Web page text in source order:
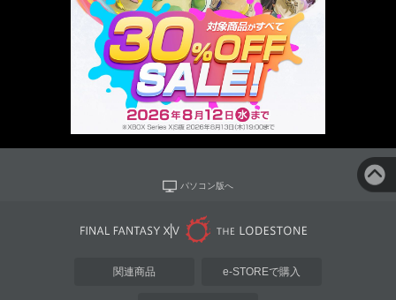
パソコン版へ
関連商品 e-STOREで購入